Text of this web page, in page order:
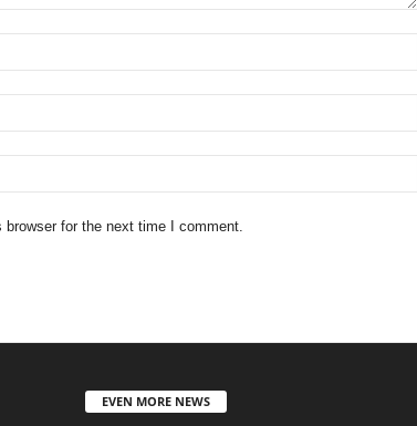
for the next time I comment.
EVEN MORE NEWS